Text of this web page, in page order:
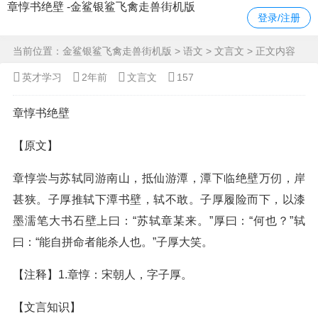
章惇书绝壁 -金鲨银鲨飞禽走兽街机版
登录/注册
当前位置： 金鲨银鲨飞禽走兽街机版 > 语文 > 文言文 > 正文内容
英才学习 2年前 文言文 157
章惇书绝壁
【原文】
章惇尝与苏轼同游南山，抵仙游潭，潭下临绝壁万仞，岸
甚狭。子厚推轼下潭书壁，轼不敢。子厚履险而下，以漆
墨濡笔大书石壁上曰：“苏轼章某来。”厚曰：“何也？”轼
曰：“能自拼命者能杀人也。”子厚大笑。
【注释】1.章惇：宋朝人，字子厚。
【文言知识】